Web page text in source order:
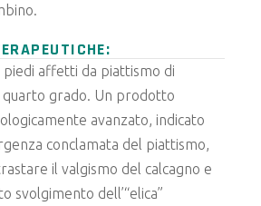
affetti da piattismo di
quarto grado. Un prodotto
avanzato, indicato
conclamata del piattismo,
il valgismo del calcagno e
svolgimento dell’“elica”